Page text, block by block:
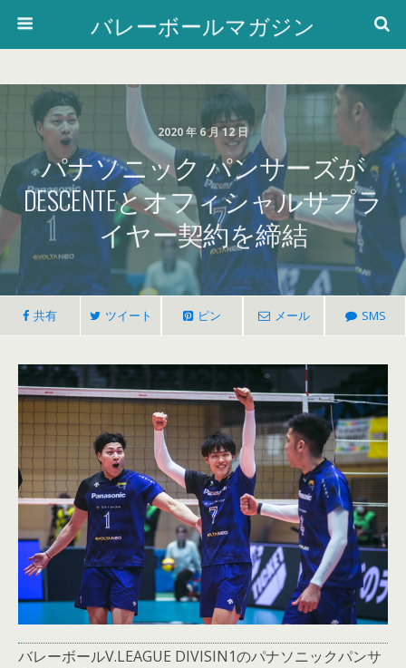
バレーボールマガジン
2020 年 6 月 12 日
パナソニック パンサーズが
DESCENTEとオフィシャルサプラ
イヤー契約を締結
共有 ツイート ピン メール SMS
バレーボールV.LEAGUE DIVISIN1のパナソニックパンサ